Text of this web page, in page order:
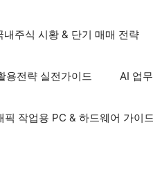
내주식 시황 & 단기 매매 전략
용전략 실전가이드 AI 업
픽 작업용 PC & 하드웨어 가이드